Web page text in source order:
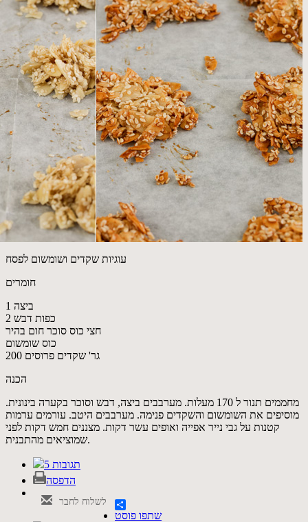
עוגיות שקדים ושומשום לפסח
חומרים
1 ביצה
2 כפות דבש
חצי כוס סוכר חום בהיר
כוס שומשום
200 גר' שקדים פרוסים
הכנה
מחממים תנור ל 170 מעלות. מערבבים ביצה, דבש וסוכר בקערה בינונית.
מוסיפים את השומשום והשקדים פנימה. מערבבים היטב. עורמים ערמות
קטנות על גבי נייר אפייה ואופים עשר דקות. מצננים חמש דקות לפני
שמוציאים מהתבנית.
5 תגובות
הדפסה
לשלוח לחבר
שתפו פוסט